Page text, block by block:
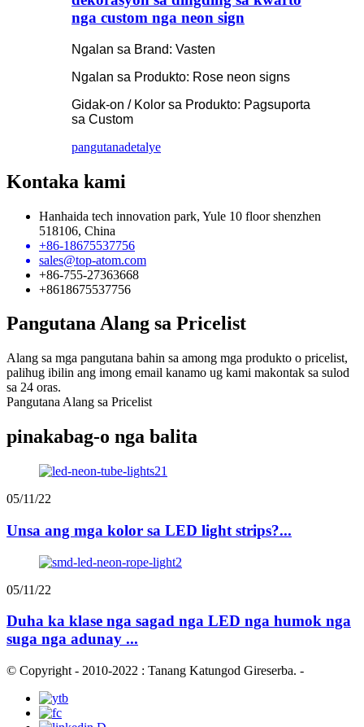
nga custom nga neon sign
Ngalan sa Brand: Vasten
Ngalan sa Produkto: Rose neon signs
Gidak-on / Kolor sa Produkto: Pagsuporta
sa Custom
pangutanadetalye
Kontaka kami
Hanhaida tech innovation park, Yule 10 floor shenzhen
518106, China
+86-18675537756
sales@top-atom.com
+86-755-27363668
+8618675537756
Pangutana Alang sa Pricelist
Alang sa mga pangutana bahin sa among mga produkto o pricelist,
palihug ibilin ang imong email kanamo ug kami makontak sa sulod
sa 24 oras.
Pangutana Alang sa Pricelist
pinakabag-o nga balita
05/11/22
Unsa ang mga kolor sa LED light strips?...
05/11/22
Duha ka klase nga sagad nga LED nga humok nga
suga nga adunay ...
© Copyright - 2010-2022 : Tanang Katungod Gireserba. -